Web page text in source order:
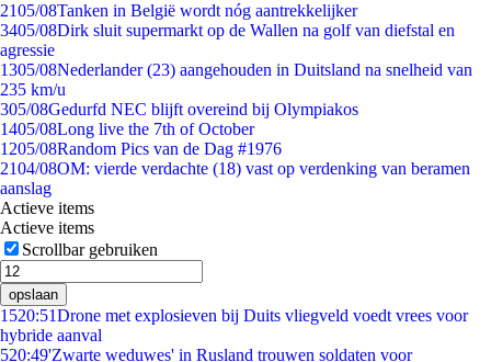
2105/08Tanken in België wordt nóg aantrekkelijker
3405/08Dirk sluit supermarkt op de Wallen na golf van diefstal en
agressie
1305/08Nederlander (23) aangehouden in Duitsland na snelheid van
235 km/u
305/08Gedurfd NEC blijft overeind bij Olympiakos
1405/08Long live the 7th of October
1205/08Random Pics van de Dag #1976
2104/08OM: vierde verdachte (18) vast op verdenking van beramen
aanslag
Actieve items
Actieve items
Scrollbar gebruiken
opslaan
1520:51Drone met explosieven bij Duits vliegveld voedt vrees voor
hybride aanval
520:49'Zwarte weduwes' in Rusland trouwen soldaten voor